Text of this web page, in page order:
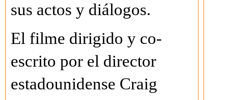
sus actos y diálogos.
El filme dirigido y co-
escrito por el director
estadounidense Craig